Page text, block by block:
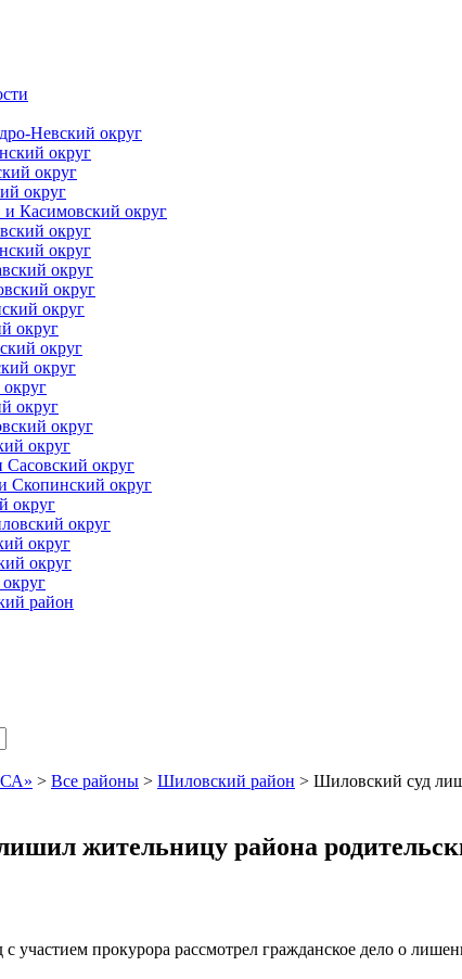
Невский округ
округ
округ
округ
Касимовский округ
округ
округ
округ
округ
округ
округ
округ
округ
округ
округ
округ
Сасовский округ
Скопинский округ
округ
округ
округ
округ
район
> Все районы > Шиловский район > Шиловский суд
жительницу района
участием прокурора рассмотрел гражданское дело о